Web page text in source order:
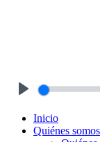
Inicio
Quiénes somos